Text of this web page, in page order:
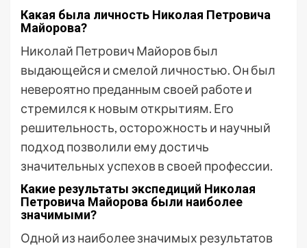
Какая была личность Николая Петровича
Майорова?
Николай Петрович Майоров был
выдающейся и смелой личностью. Он был
невероятно преданным своей работе и
стремился к новым открытиям. Его
решительность, осторожность и научный
подход позволили ему достичь
значительных успехов в своей профессии.
Какие результаты экспедиций Николая
Петровича Майорова были наиболее
значимыми?
Одной из наиболее значимых результатов